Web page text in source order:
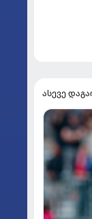
ასევე